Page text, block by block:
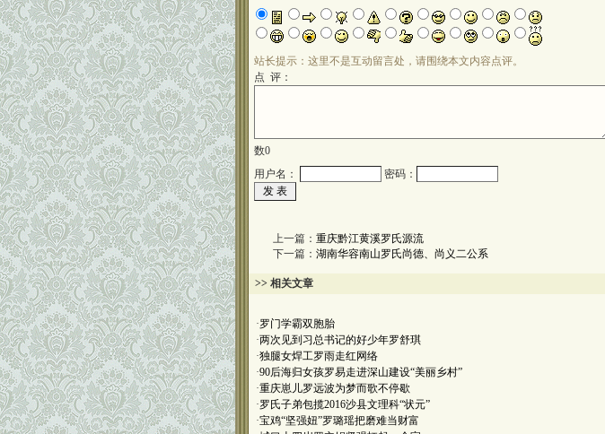
站长提示：这里不是互动留言处，请围绕本文内容点评。
点 评：
数0
用户名：
密码：
上一篇： 重庆黔江黄溪罗氏源流
下一篇： 湖南华容南山罗氏尚德、尚义二公系
>> 相关文章
·罗门学霸双胞胎
·两次见到习总书记的好少年罗舒琪
·独腿女焊工罗雨走红网络
·90后海归女孩罗易走进深山建设“美丽乡村”
·重庆崽儿罗远波为梦而歌不停歇
·罗氏子弟包揽2016沙县文理科“状元”
·宝鸡“坚强妞”罗璐瑶把磨难当财富